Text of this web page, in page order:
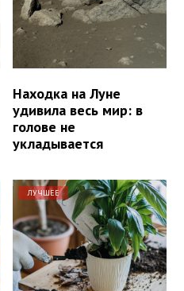
Находка на Луне
удивила весь мир: в
голове не
укладывается
ЛУЧШЕЕ